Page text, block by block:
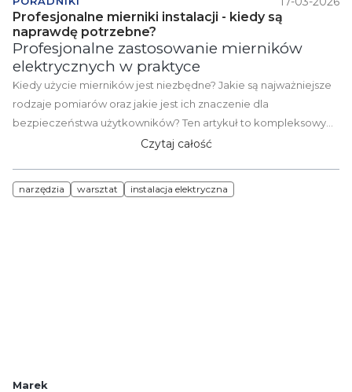
Profesjonalne mierniki instalacji - kiedy są
naprawdę potrzebne?
Profesjonalne zastosowanie mierników
elektrycznych w praktyce
Kiedy użycie mierników jest niezbędne? Jakie są najważniejsze
rodzaje pomiarów oraz jakie jest ich znaczenie dla
bezpieczeństwa użytkowników? Ten artykuł to kompleksowy
przewodnik dla elektryków i osób chcących lepiej zrozumieć
Czytaj całość
narzędzia warsztat instalacja elektryczna
Marek